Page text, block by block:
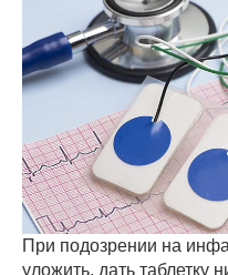
При подозрении на
уложить, дать таблетку